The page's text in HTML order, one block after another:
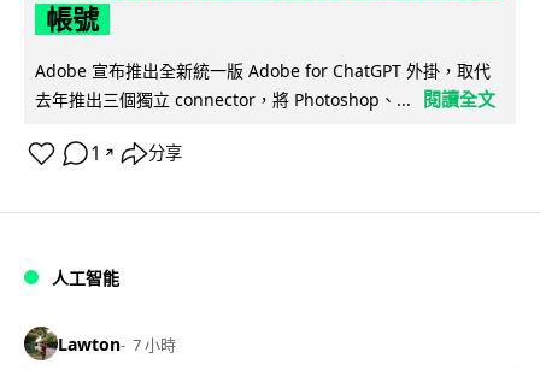
帳號
Adobe 宣布推出全新統一版 Adobe for ChatGPT 外掛，取代
去年推出三個獨立 connector，將 Photoshop、...
閱讀全文
1 ↗ 分享
人工智能
Lawton 7 小時